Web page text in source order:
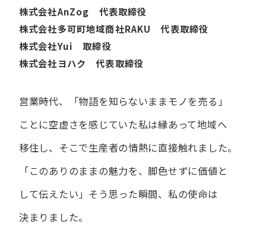
株式会社AnZog 代表取締役
株式会社多可町地域商社RAKU 代表取締役
株式会社Yui 取締役
株式会社ヨハク 代表取締役
営業時代、​「物語を​知らないまま​モノを​売る」
ことに​空虚さを​感じていた​私は縁あって​地域へ​
移住し、​そこで​生産者の​情熱に​直接触れました。
「この​ありの​ままの​魅力を、​脚色せずに​価値と​
して​伝えたい」 そう​思った​瞬間、​私の​使命は​
決まりました。